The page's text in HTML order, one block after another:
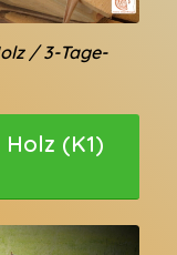
/ 3-Tage-
(K1)